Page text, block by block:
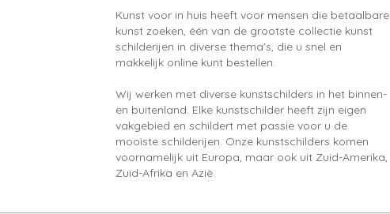
Kunst voor in huis heeft voor mensen die betaalbare
kunst zoeken, één van de grootste collectie kunst
schilderijen in diverse thema's, die u snel en
makkelijk online kunt bestellen.
Wij werken met diverse kunstschilders in het binnen-
en buitenland. Elke kunstschilder heeft zijn eigen
vakgebied en schildert met passie voor u de
mooiste schilderijen. Onze kunstschilders komen
voornamelijk uit Europa, maar ook uit Zuid-Amerika,
Zuid-Afrika en Azië.